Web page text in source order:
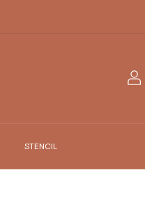
STENCIL